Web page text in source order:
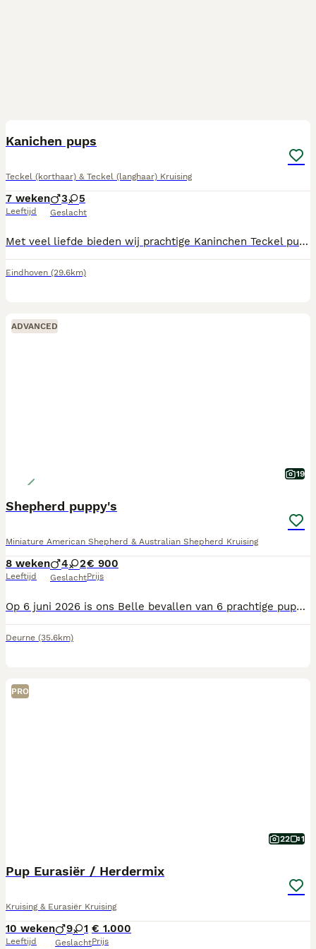
Kanichen pups
Teckel (korthaar) & Teckel (langhaar) Kruising
7 weken
Leeftijd
3 5
Geslacht
Met veel liefde bieden wij prachtige Kaninchen Teckel pups aan, geboren op 19 juni. Foto 9 zijn papa en mama allebei getest en gezond verklaard. De pups worden: Gevaccineerd Gechipt En zullen in het bezit zijn van een Europees dierenpaspoort. De pups groeien op in een liefdevolle omgeving en zijn sociaal, speels en gewend aan dagelijkse huiselijke geluiden. Hij/zij is byna klaar om naar een warm en liefdevol thuis te gaan. Heb je interesse of wil je meer informatie? Neem gerust contact op voor vragen of om een kennismaking in te plannen.
Eindhoven (29.6km)
ADVANCED
19
Shepherd puppy's
Miniature American Shepherd & Australian Shepherd Kruising
8 weken
Leeftijd
4 2
Geslacht
€ 900
Prijs
Op 6 juni 2026 is ons Belle bevallen van 6 prachtige puppy's in verschillende kleuren. Papa van de kroost is Max onze Australian Shepherd. De puppy's groeien op bij ons thuis waar ze verzorgt worden door het hele gezin. Doordat ze overspoeld worden met aandacht van de kinderen en dus gewend zijn aan de vele verschillende 'handjes' zijn ze heel vrij en sociaal. Nu ze wat ouder en nieuwsgieriger worden mogen ze mee naar buiten op ontdekkingsreis. Hier kunnen ze ravotten en de wereld gaan zien en kennis maken met de andere dieren hier op onze hobby boerderij. Van de week is onze dierenarts op bezoek geweest en ze heeft ze allemaal kern gezond bevonden, de eerste enting gegeven en voorzien van een chipje met bijpassend paspoort. Natuurlijk zijn ze volgens schema regelmatig ontwormd. De rakkers groeien als kool en zijn bijna oud genoeg om het veilige nest, Belle en ons te verlaten. Dus wordt het langzamerhand tijd om een fijn nieuw thuis voor ze te vinden. Heb je interesse en wil je ons Belle met haar kroost komen bewonderen, altijd welkom! Misschien tot ziens
Deurne (35.6km)
PRO
22 1
Pup Eurasiër / Herdermix
Kruising & Eurasiër Kruising
10 weken
Leeftijd
9 1
Geslacht
€ 1.000
Prijs